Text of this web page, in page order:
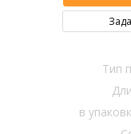
Тип
в